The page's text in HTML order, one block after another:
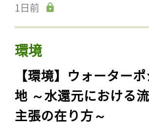
1日前
環境
【環境】ウォーター
地 ～水還元における
主張の在り方～